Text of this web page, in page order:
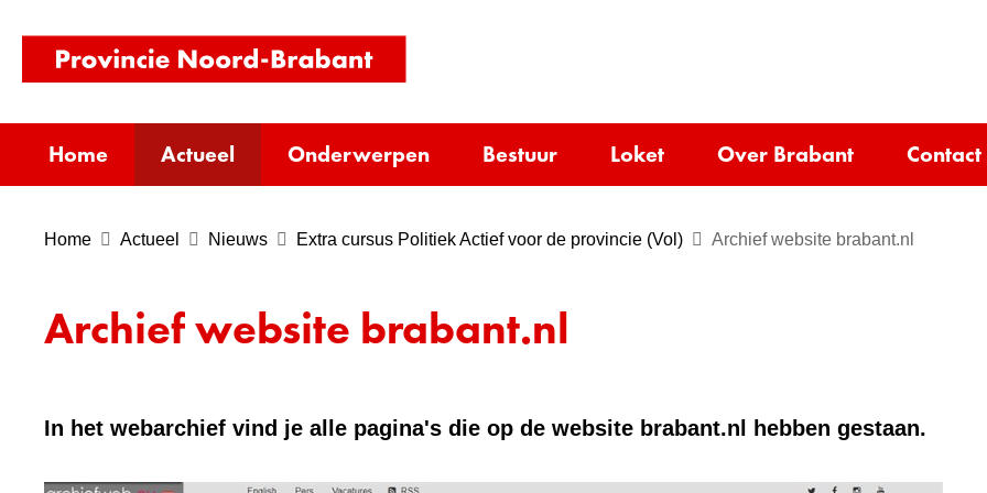
inhoud
homepage)
Home Actueel Onderwerpen Bestuur Loket Over Brabant Contact
Home Actueel Nieuws Extra cursus Politiek Actief voor de provincie (Vol) Archief website brabant.nl
Archief website brabant.nl
In het webarchief vind je alle pagina's die op de website brabant.nl hebben gestaan.